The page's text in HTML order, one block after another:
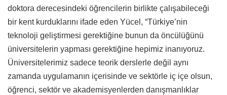
doktora derecesindeki öğrencilerin birlikte çalışabileceği
bir kent kurduklarını ifade eden Yücel, “Türkiye’nin
teknoloji geliştirmesi gerektiğine bunun da öncülüğünü
üniversitelerin yapması gerektiğine hepimiz inanıyoruz.
Üniversitelerimiz sadece teorik derslerle değil aynı
zamanda uygulamanın içerisinde ve sektörle iç içe olsun,
öğrenci, sektör ve akademisyenlerden danışmanlıklar